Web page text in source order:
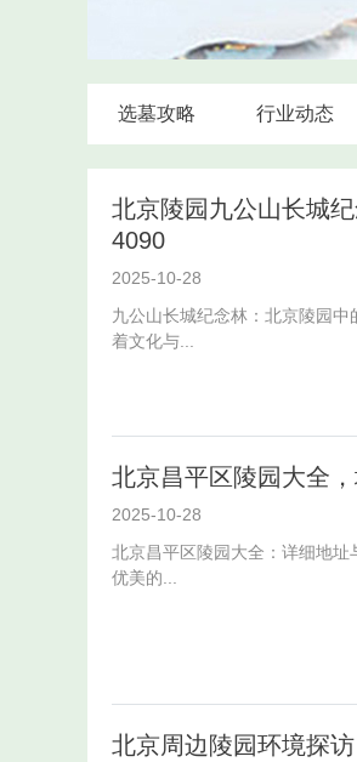
选墓攻略 行业动态
北京陵园九公山长城
4090
2025-10-28
九公山长城纪念林：北京陵园
着文化与...
北京昌平区陵园大全
2025-10-28
北京昌平区陵园大全：详细地
优美的...
北京周边陵园环境探